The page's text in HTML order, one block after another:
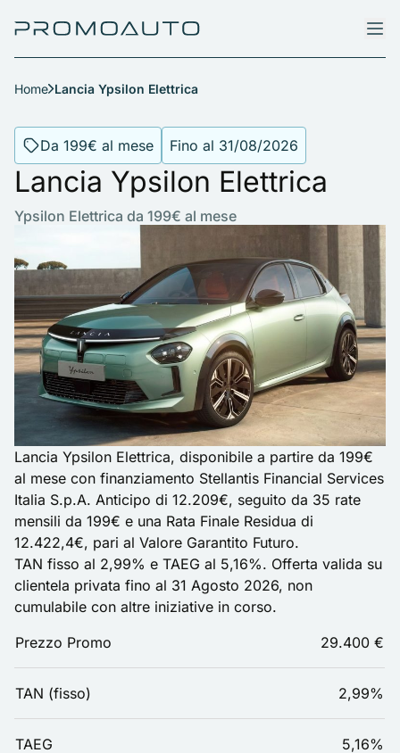
Home Lancia Ypsilon Elettrica
Da 199€ al mese Fino al 31/08/2026
Lancia Ypsilon Elettrica
Ypsilon Elettrica da 199€ al mese
Lancia Ypsilon Elettrica, disponibile a partire da 199€
al mese con finanziamento Stellantis Financial Services
Italia S.p.A. Anticipo di 12.209€, seguito da 35 rate
mensili da 199€ e una Rata Finale Residua di
12.422,4€, pari al Valore Garantito Futuro.
TAN fisso al 2,99% e TAEG al 5,16%. Offerta valida su
clientela privata fino al 31 Agosto 2026, non
cumulabile con altre iniziative in corso.
Prezzo Promo
29.400 €
TAN (fisso) 2,99%
TAEG 5,16%